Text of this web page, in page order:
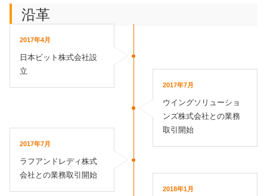
沿革
2017年4月
日本ビット株式会社設
立
2017年7月
ウイングソリューショ
ンズ株式会社との業務
取引開始
2017年7月
ラフアンドレディ株式
会社との業務取引開始
2018年1月